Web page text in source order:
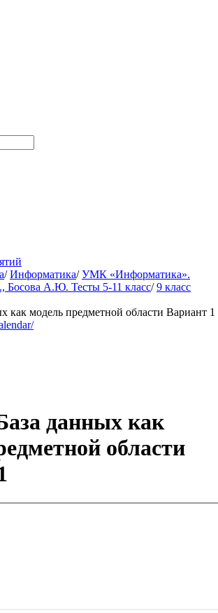
/ Информатика/ УМК «Информатика».
Босова А.Ю. Тесты 5-11 класс/ 9 класс
как модель предметной области Вариант 1
данных как
области